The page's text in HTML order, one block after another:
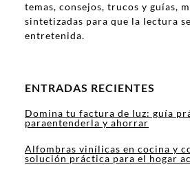
temas, consejos, trucos y guías,
sintetizadas para que la lectura
entretenida.
ENTRADAS RECIENTES
Domina tu factura de luz: guía
paraentenderla y ahorrar
Alfombras vinílicas en cocina y
solución práctica para el hogar